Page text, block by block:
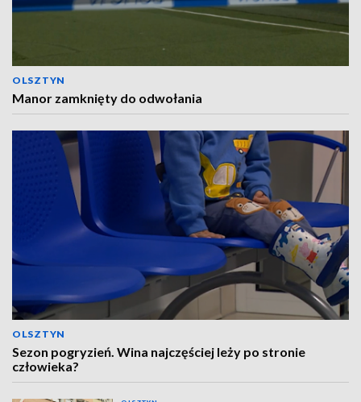
OLSZTYN
Manor zamknięty do odwołania
OLSZTYN
Sezon pogryzień. Wina najczęściej leży po stronie
człowieka?